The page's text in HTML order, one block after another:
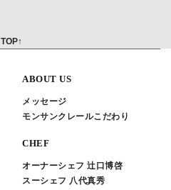
TOP↑
ABOUT US
メッセージ
モンサンクレールこだわり
CHEF
オーナーシェフ 辻口博啓
スーシェフ 八代真秀